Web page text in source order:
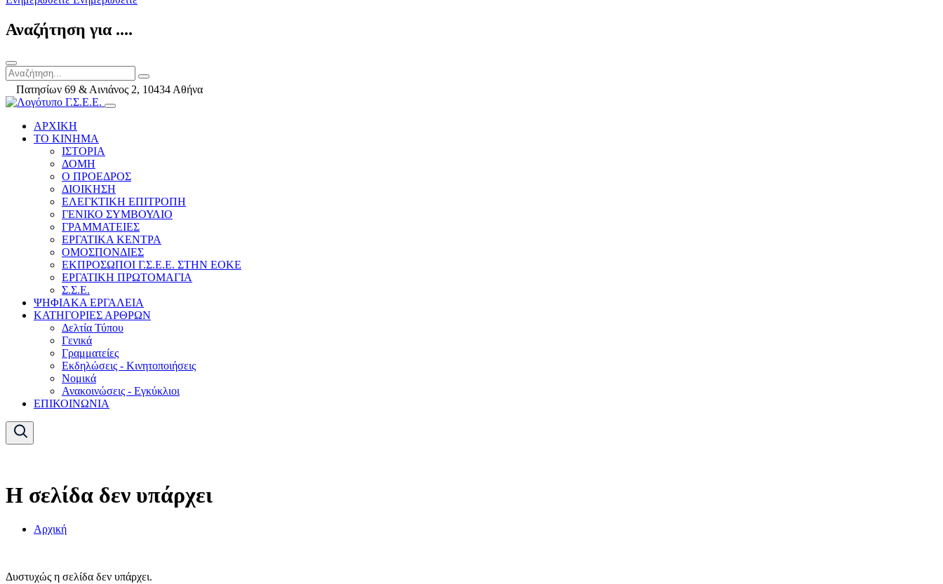
Αναζήτηση για ....
Πατησίων 69 & Αινιάνος 2, 10434 Αθήνα
ΑΡΧΙΚΗ
ΤΟ ΚΙΝΗΜΑ
ΙΣΤΟΡΙΑ
ΔΟΜΗ
Ο ΠΡΟΕΔΡΟΣ
ΔΙΟΙΚΗΣΗ
ΕΛΕΓΚΤΙΚΗ ΕΠΙΤΡΟΠΗ
ΓΕΝΙΚΟ ΣΥΜΒΟΥΛΙΟ
ΓΡΑΜΜΑΤΕΙΕΣ
ΕΡΓΑΤΙΚΑ ΚΕΝΤΡΑ
ΟΜΟΣΠΟΝΔΙΕΣ
ΕΚΠΡΟΣΩΠΟΙ Γ.Σ.Ε.Ε. ΣΤΗΝ ΕΟΚΕ
ΕΡΓΑΤΙΚΗ ΠΡΩΤΟΜΑΓΙΑ
Σ.Σ.Ε.
ΨΗΦΙΑΚΑ ΕΡΓΑΛΕΙΑ
ΚΑΤΗΓΟΡΙΕΣ ΑΡΘΡΩΝ
Δελτία Τύπου
Γενικά
Γραμματείες
Εκδηλώσεις - Κινητοποιήσεις
Νομικά
Ανακοινώσεις - Εγκύκλιοι
ΕΠΙΚΟΙΝΩΝΙΑ
Η σελίδα δεν υπάρχει
Αρχική
Δυστυχώς η σελίδα δεν υπάρχει.